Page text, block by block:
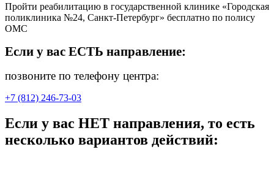
Пройти реабилитацию в государственной клинике «Городская
поликлиника №24, Санкт-Петербург» бесплатно по полису
ОМС
Если у вас ЕСТЬ направление:
позвоните по телефону центра:
+7 (812) 246-73-03
Если у вас НЕТ направления, то есть
несколько вариантов действий: